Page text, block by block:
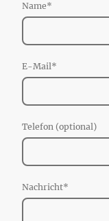
Name*
E-Mail*
Telefon (optional)
Nachricht*